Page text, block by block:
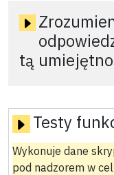
tą
Testy
Wykonuje dane
pod nadzorem w